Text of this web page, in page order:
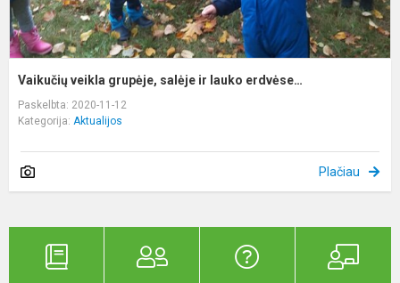
Vaikučių veikla grupėje, salėje ir lauko erdvėse…
Paskelbta: 2020-11-12
Kategorija: Aktualijos
Plačiau